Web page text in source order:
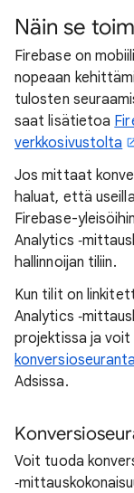
Näin se
Firebase on
nopeaan
tulosten
saat lisätietoa
verkkosivustolta
Jos mittaat
haluat, että
Firebase-
Analytics
hallinnoijan tiliin.
Kun tilit on
Analytics
projektissa ja
Adsissa.
Voit tuoda